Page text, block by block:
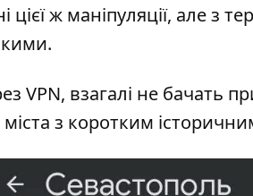
ж маніпуляції, але з
VPN, взагалі не бачать
з коротким